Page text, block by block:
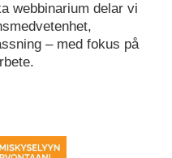
webbinarium delar vi
– med fokus på